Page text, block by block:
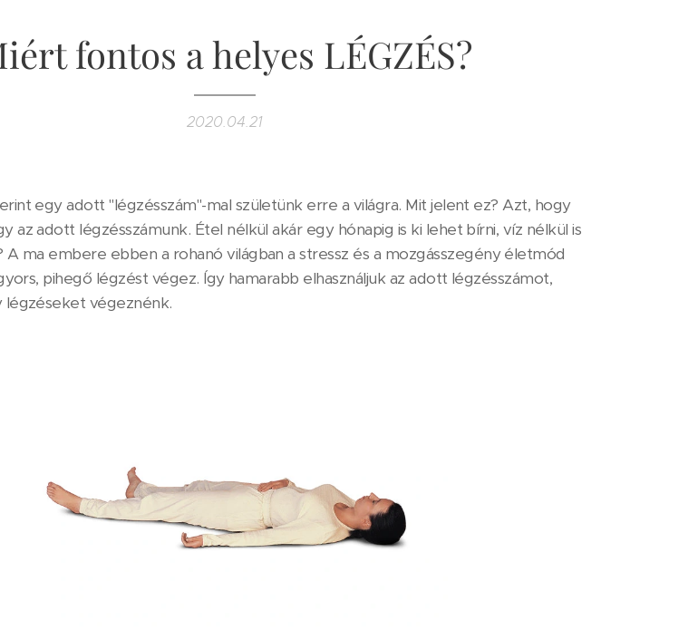
fontos a helyes LÉGZÉS?
2020.04.21
egy adott "légzésszám"-mal születünk erre a világra. Mit jelent ez? Azt, hogy
az adott légzésszámunk. Étel nélkül akár egy hónapig is ki lehet bírni, víz nélkül is
A ma embere ebben a rohanó világban a stressz és a mozgásszegény életmód
pihegő légzést végez. Így hamarabb elhasználjuk az adott légzésszámot,
légzéseket végeznénk.